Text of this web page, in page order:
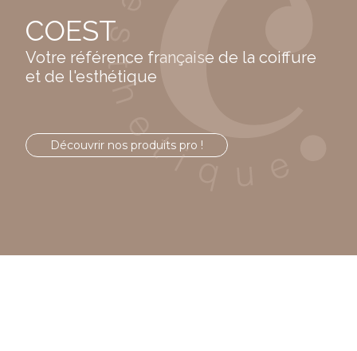
COEST
Votre référence française de la coiffure
et de l'esthétique
Découvrir nos produits pro !